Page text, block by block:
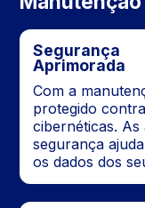
Segurança
Aprimorada
Com a
protegido
cibernéticas.
segurança
os dados dos